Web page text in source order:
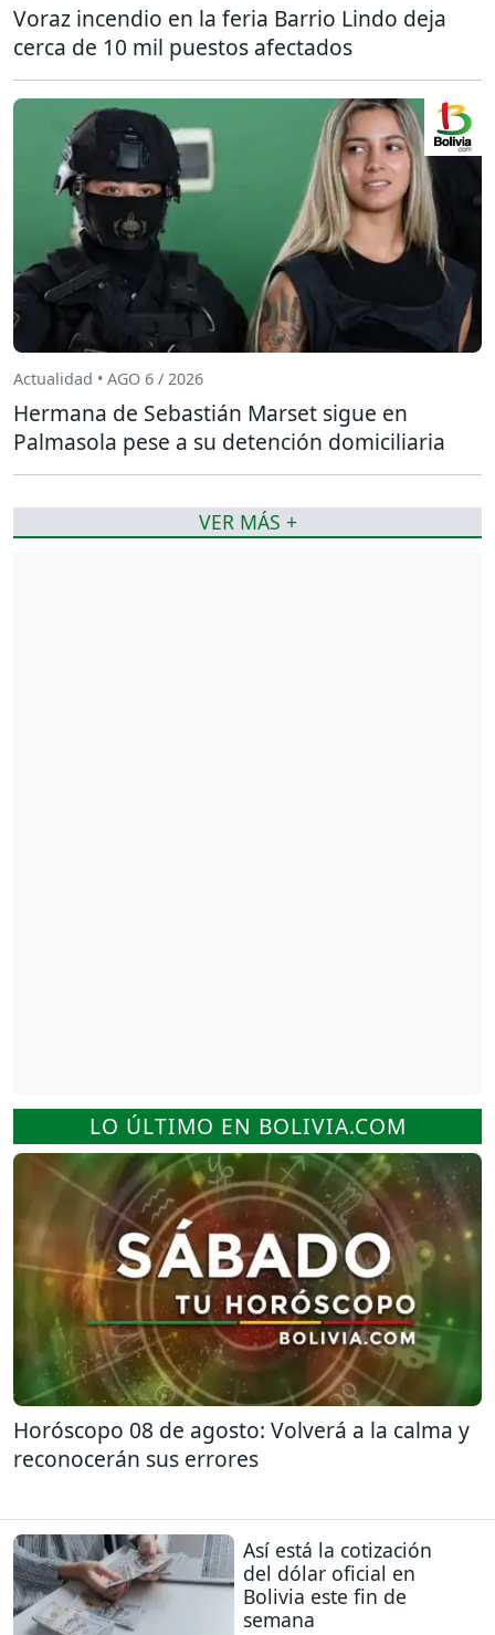
LO ÚLTIMO EN BOLIVIA.COM
Horóscopo 08 de agosto: Volverá a la calma y
reconocerán sus errores
Así está la cotización
del dólar oficial en
Bolivia este fin de
semana
Voraz incendio en la feria Barrio Lindo deja
cerca de 10 mil puestos afectados
Actualidad • AGO 6 / 2026
Hermana de Sebastián Marset sigue en
Palmasola pese a su detención domiciliaria
VER MÁS +